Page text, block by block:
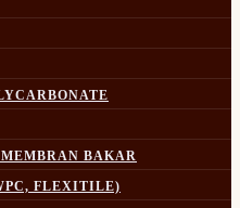
BAKAR
FLEXITILE)